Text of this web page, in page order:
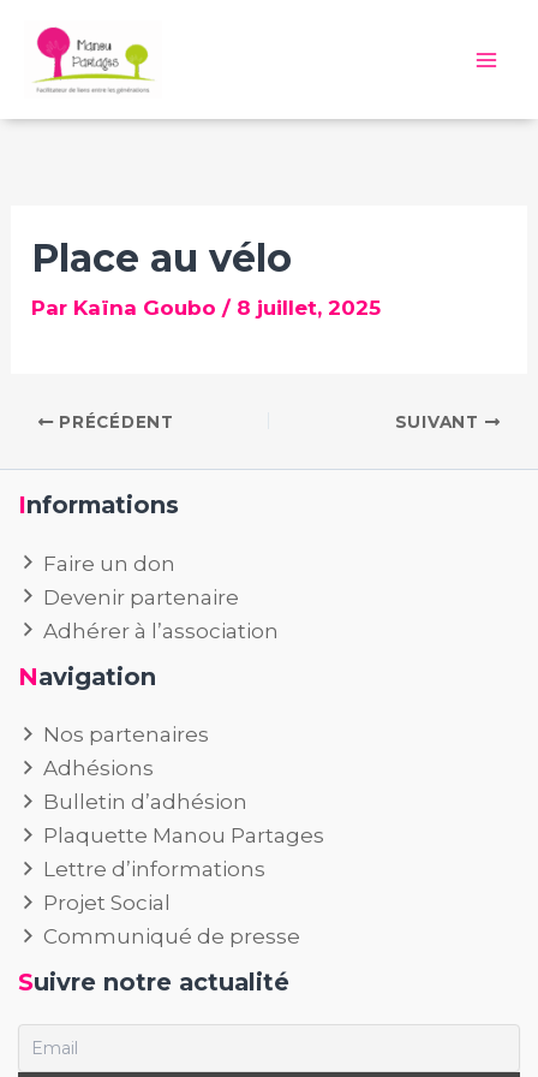
contenu
Place au vélo
Par Kaïna Goubo/ 8 juillet, 2025
PRÉCÉDENT SUIVANT
Informations
Faire un don
Devenir partenaire
Adhérer à l’association
Navigation
Nos partenaires
Adhésions
Bulletin d’adhésion
Plaquette Manou Partages
Lettre d’informations
Projet Social
Communiqué de presse
Suivre notre actualité